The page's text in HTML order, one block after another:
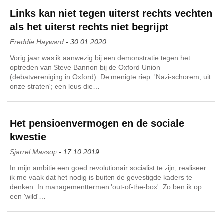
Links kan niet tegen uiterst rechts vechten
als het uiterst rechts niet begrijpt
Freddie Hayward - 30.01.2020
Vorig jaar was ik aanwezig bij een demonstratie tegen het
optreden van Steve Bannon bij de Oxford Union
(debatvereniging in Oxford). De menigte riep: 'Nazi-schorem, uit
onze straten'; een leus die…
Het pensioenvermogen en de sociale
kwestie
Sjarrel Massop - 17.10.2019
In mijn ambitie een goed revolutionair socialist te zijn, realiseer
ik me vaak dat het nodig is buiten de gevestigde kaders te
denken. In managementtermen 'out-of-the-box'. Zo ben ik op
een 'wild'…